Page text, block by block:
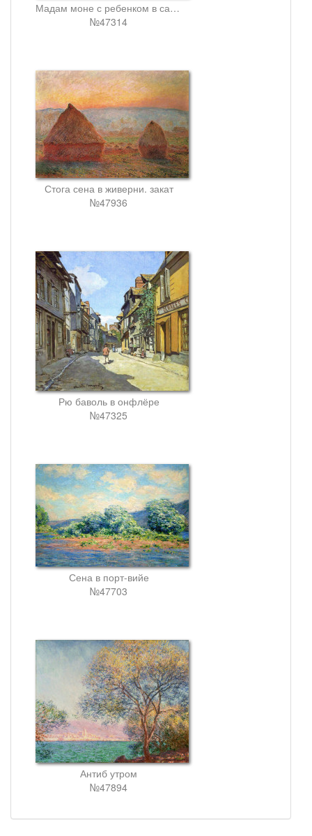
Мадам моне с ребенком в саду художника в аржантее
№47314
Стога сена в живерни. закат
№47936
Рю баволь в онфлёре
№47325
Сена в порт-вийе
№47703
Антиб утром
№47894